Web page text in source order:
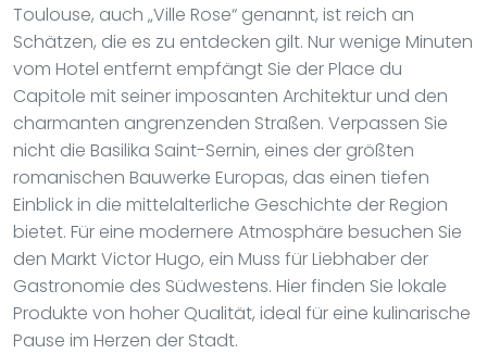
Toulouse, auch „Ville Rose“ genannt, ist reich an
Schätzen, die es zu entdecken gilt. Nur wenige Minuten
vom Hotel entfernt empfängt Sie der Place du
Capitole mit seiner imposanten Architektur und den
charmanten angrenzenden Straßen. Verpassen Sie
nicht die Basilika Saint-Sernin, eines der größten
romanischen Bauwerke Europas, das einen tiefen
Einblick in die mittelalterliche Geschichte der Region
bietet. Für eine modernere Atmosphäre besuchen Sie
den Markt Victor Hugo, ein Muss für Liebhaber der
Gastronomie des Südwestens. Hier finden Sie lokale
Produkte von hoher Qualität, ideal für eine kulinarische
Pause im Herzen der Stadt.